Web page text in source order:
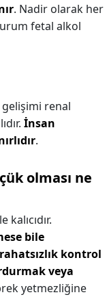
. Nadir olarak her
fetal alkol
gelişimi renal
İnsan
.
olması ne
bile
kontrol
veya
yetmezliğine